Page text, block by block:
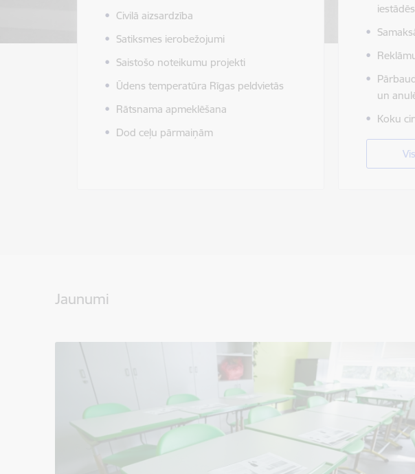
Civilā aizsardzība
Satiksmes ierobežojumi
Saistošo noteikumu projekti
Ūdens temperatūra Rīgas peldvietās
Rātsnama apmeklēšana
Dod ceļu pārmaiņām
iestādēs
un
Koku
Jaunumi